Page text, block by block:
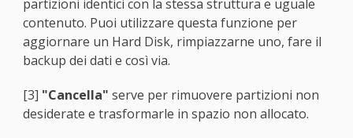
partizioni identici con la stessa struttura e uguale
contenuto. Puoi utilizzare questa funzione per
aggiornare un Hard Disk, rimpiazzarne uno, fare il
backup dei dati e così via.
[3] "Cancella" serve per rimuovere partizioni non
desiderate e trasformarle in spazio non allocato.